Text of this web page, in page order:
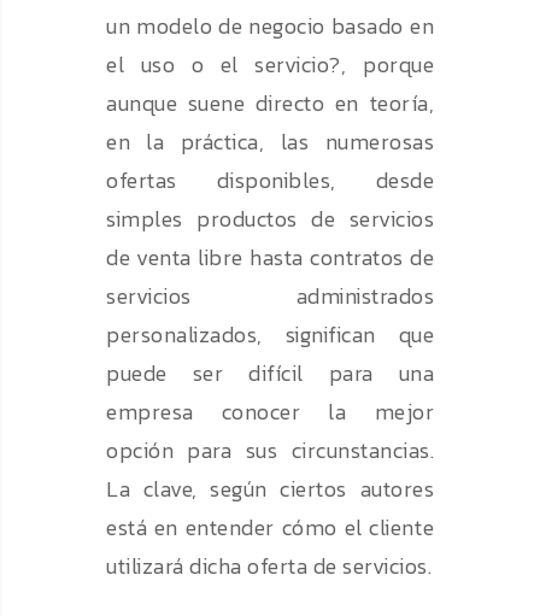
un modelo de negocio basado en
el uso o el servicio?, porque
aunque suene directo en teoría,
en la práctica, las numerosas
ofertas disponibles, desde
simples productos de servicios
de venta libre hasta contratos de
servicios administrados
personalizados, significan que
puede ser difícil para una
empresa conocer la mejor
opción para sus circunstancias.
La clave, según ciertos autores
está en entender cómo el cliente
utilizará dicha oferta de servicios.